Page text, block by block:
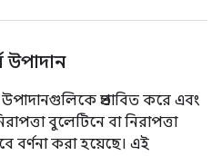
উপাদান
প্রভাবিত করে এবং
বুলেটিনে বা নিরাপত্তা
বর্ণনা করা হয়েছে। এই